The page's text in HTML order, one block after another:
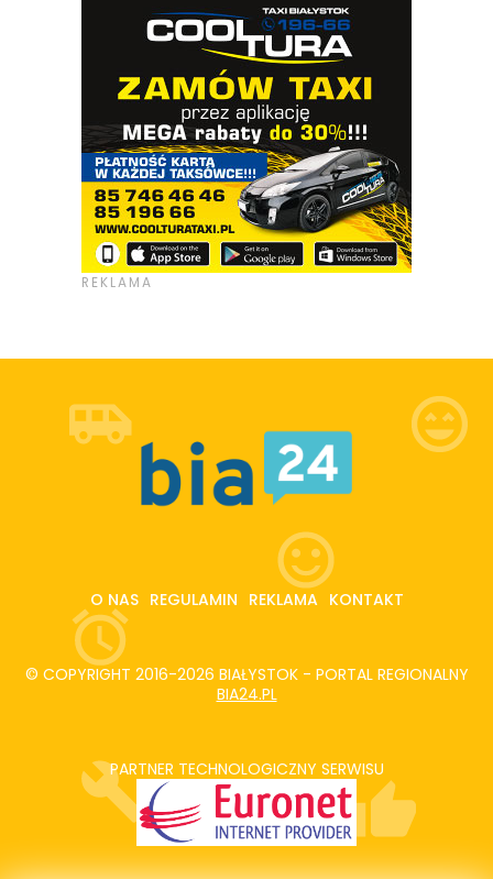
O NAS REGULAMIN REKLAMA KONTAKT
© COPYRIGHT 2016-2026 BIAŁYSTOK - PORTAL REGIONALNY
BIA24.PL
PARTNER TECHNOLOGICZNY SERWISU